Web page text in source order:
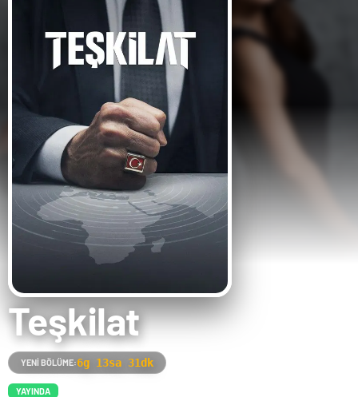
Teşkilat
YENI BÖLÜME:6g 13sa 31dk
YAYINDA